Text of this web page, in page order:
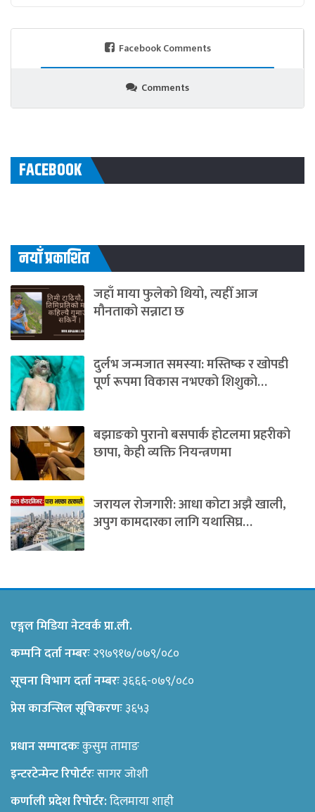
Facebook Comments
Comments
FACEBOOK
नयाँ प्रकाशित
जहाँ माया फुलेको थियो, त्यहीँ आज
मौनताको सन्नाटा छ
दुर्लभ जन्मजात समस्या: मस्तिष्क र खोपडी
पूर्ण रूपमा विकास नभएको शिशुको…
बझाङको पुरानो बसपार्क होटलमा प्रहरीको
छापा, केही व्यक्ति नियन्त्रणमा
जरायल रोजगारी: आधा कोटा अझै खाली,
अपुग कामदारका लागि यथासिघ्र…
एङ्गल मिडिया नेटवर्क प्रा.ली.
कम्पनि दर्ता नम्बरः२९७९१७/०७९/०८०
सूचना विभाग दर्ता नम्बरः३६६६-०७९/०८०
प्रेस काउन्सिल सूचिकरणः३६५३
प्रधान सम्पादकःकुसुम तामाङ
इन्टरटेन्मेन्ट रिपोर्टरःसागर जोशी
कर्णाली प्रदेश रिपोर्टर:दिलमाया शाही